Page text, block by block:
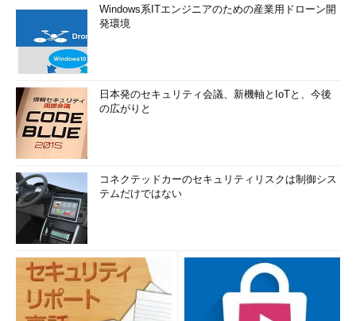
Windows系ITエンジニアのための産業用ドローン開
発環境
日本発のセキュリティ会議、新機軸とIoTと、今後
の広がりと
コネクテッドカーのセキュリティリスクは制御シス
テムだけではない